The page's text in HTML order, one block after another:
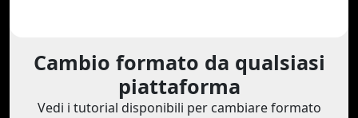
Cambio formato da qualsiasi
piattaforma
Vedi i tutorial disponibili per cambiare formato